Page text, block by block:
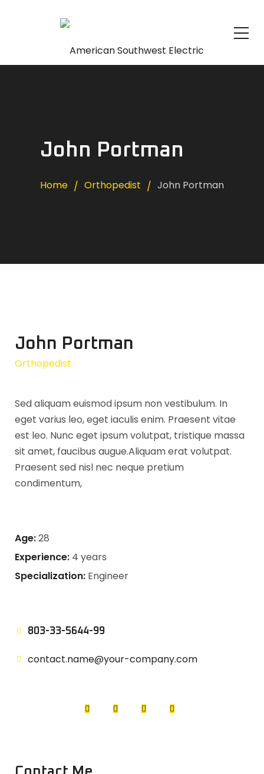
John Portman
Home Orthopedist John Portman
John Portman
Orthopedist
Sed aliquam euismod ipsum non vestibulum. In
eget varius leo, eget iaculis enim. Praesent vitae
est leo. Nunc eget ipsum volutpat, tristique massa
sit amet, faucibus augue.Aliquam erat volutpat.
Praesent sed nisl nec neque pretium
condimentum,
Age:28
Experience: 4 years
Specialization: Engineer
803-33-5644-99
contact.name@your-company.com